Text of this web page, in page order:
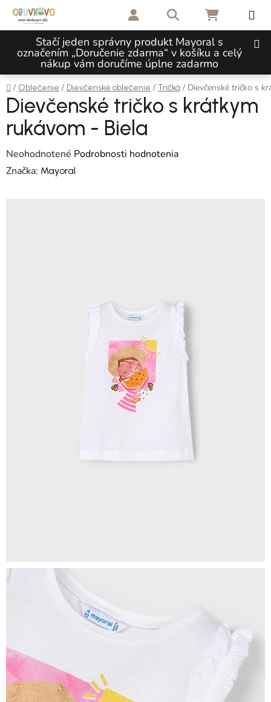
Prejsť na obsah
Stačí jeden správny produkt Mayoral s
označením „Doručenie zdarma“ v košíku a celý
nákup vám doručíme úplne zadarmo
Hľadať NÁKUPNÝ
Domov
/ Oblečenie / Dievčenské oblečenie / Tričká / Dievčenské tričko s
Dievčenské tričko s krátkym
rukávom - Biela
Priemerné hodnotenie produktu je 0,0 z 5 hviezdičiek.
Neohodnotené Podrobnosti hodnotenia
Značka: Mayoral